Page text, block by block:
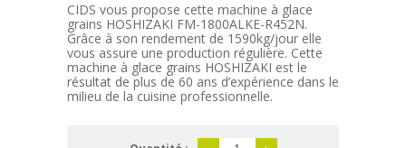
CIDS vous propose cette machine à glace
grains HOSHIZAKI FM-1800ALKE-R452N.
Grâce à son rendement de 1590kg/jour elle
vous assure une production régulière. Cette
machine à glace grains HOSHIZAKI est le
résultat de plus de 60 ans d’expérience dans le
milieu de la cuisine professionnelle.